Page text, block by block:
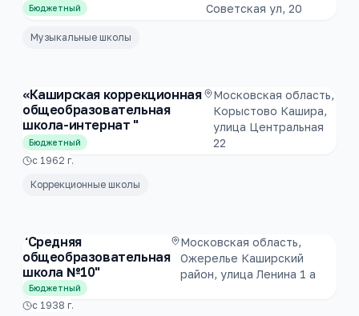
Бюджетный
Советская ул, 20
Музыкальные школы
«Каширская коррекционная
общеобразовательная
школа-интернат "
Бюджетный
Московская область,
Корыстово Кашира,
улица Центральная
22
с 1962 г.
Коррекционные школы
"Средняя
общеобразовательная
школа №10"
Бюджетный
Московская область,
Ожерелье Каширский
район, улица Ленина 1 а
с 1938 г.